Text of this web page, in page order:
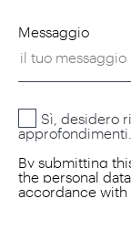
Messaggio
Sì, desidero
approfondimenti.
By submitting
the personal
accordance with